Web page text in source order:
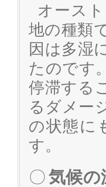
オース
地の種類
因は多湿
たのです
停滞する
るダメー
の状態に
す。
〇気候の